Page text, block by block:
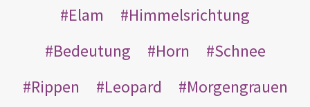
Elam
Himmelsrichtung
Bedeutung
Horn
Schnee
Rippen
Leopard
Morgengrauen